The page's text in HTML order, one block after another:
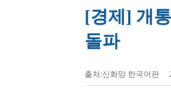
[경제] 개
돌파
출처:신화망 한국어판